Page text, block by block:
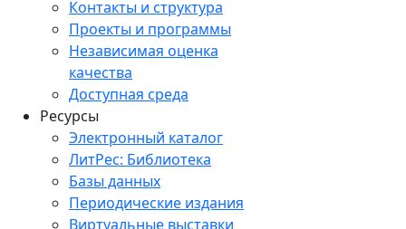
Контакты и структура
Проекты и программы
Независимая оценка
качества
Доступная среда
Ресурсы
Электронный каталог
ЛитРес: Библиотека
Базы данных
Периодические издания
Виртуальные выставки